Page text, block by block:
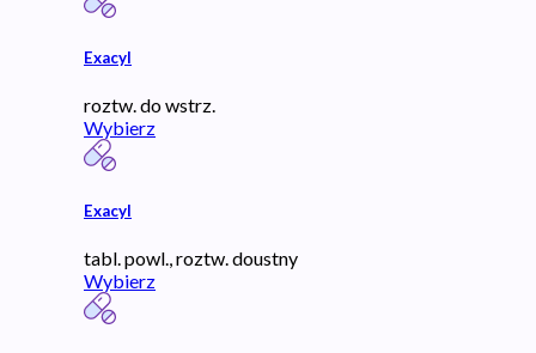
Exacyl
roztw. do wstrz.
Wybierz
Exacyl
tabl. powl., roztw. doustny
Wybierz